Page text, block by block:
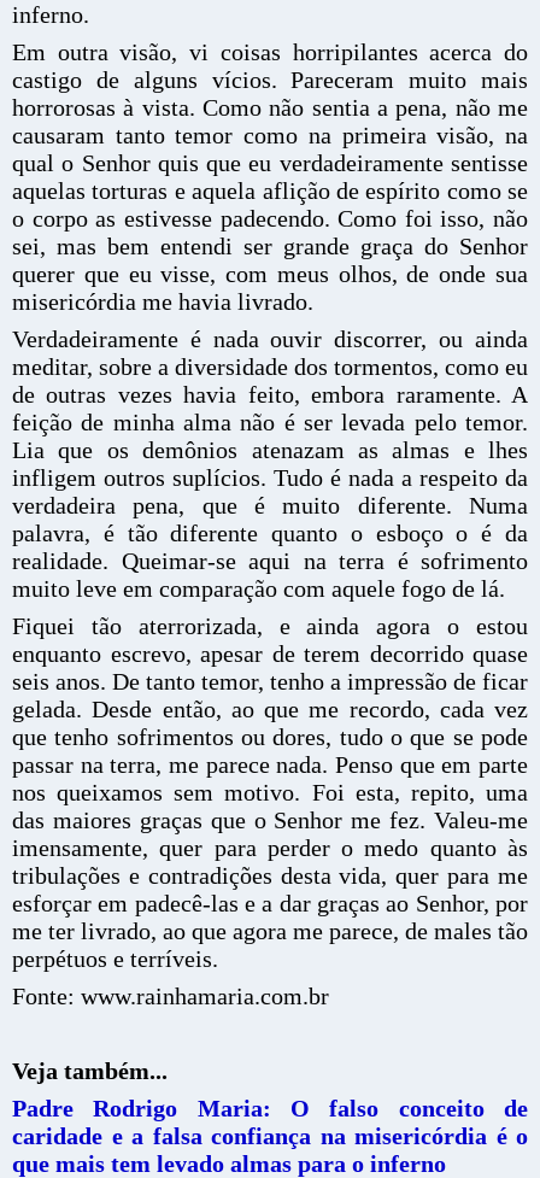
inferno.
Em outra visão, vi coisas horripilantes acerca do
castigo de alguns vícios. Pareceram muito mais
horrorosas à vista. Como não sentia a pena, não me
causaram tanto temor como na primeira visão, na
qual o Senhor quis que eu verdadeiramente sentisse
aquelas torturas e aquela aflição de espírito como se
o corpo as estivesse padecendo. Como foi isso, não
sei, mas bem entendi ser grande graça do Senhor
querer que eu visse, com meus olhos, de onde sua
misericórdia me havia livrado.
Verdadeiramente é nada ouvir discorrer, ou ainda
meditar, sobre a diversidade dos tormentos, como eu
de outras vezes havia feito, embora raramente. A
feição de minha alma não é ser levada pelo temor.
Lia que os demônios atenazam as almas e lhes
infligem outros suplícios. Tudo é nada a respeito da
verdadeira pena, que é muito diferente. Numa
palavra, é tão diferente quanto o esboço o é da
realidade. Queimar-se aqui na terra é sofrimento
muito leve em comparação com aquele fogo de lá.
Fiquei tão aterrorizada, e ainda agora o estou
enquanto escrevo, apesar de terem decorrido quase
seis anos. De tanto temor, tenho a impressão de ficar
gelada. Desde então, ao que me recordo, cada vez
que tenho sofrimentos ou dores, tudo o que se pode
passar na terra, me parece nada. Penso que em parte
nos queixamos sem motivo. Foi esta, repito, uma
das maiores graças que o Senhor me fez. Valeu-me
imensamente, quer para perder o medo quanto às
tribulações e contradições desta vida, quer para me
esforçar em padecê-las e a dar graças ao Senhor, por
me ter livrado, ao que agora me parece, de males tão
perpétuos e terríveis.
Fonte: www.rainhamaria.com.br
Veja também...
Padre Rodrigo Maria: O falso conceito de
caridade e a falsa confiança na misericórdia é o
que mais tem levado almas para o inferno